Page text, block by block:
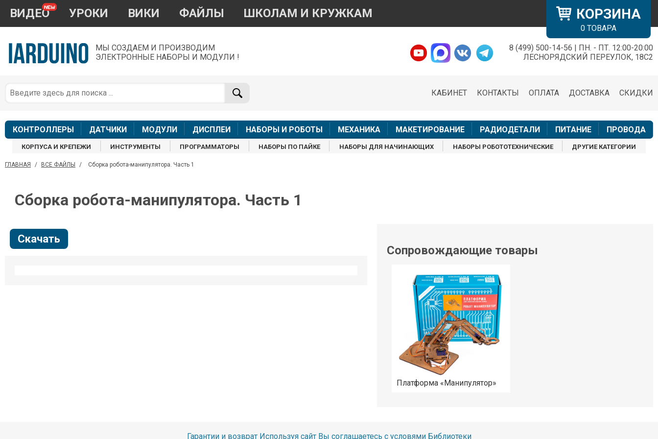
КОРЗИНА
0 ТОВАРА
ВИДЕО УРОКИ ВИКИ ФАЙЛЫ ШКОЛАМ И КРУЖКАМ
МЫ СОЗДАЕМ И ПРОИЗВОДИМ
ЭЛЕКТРОННЫЕ НАБОРЫ И МОДУЛИ !
8 (499) 500-14-56 | ПН. - ПТ. 12:00-20:00
ЛЕСНОРЯДСКИЙ ПЕРЕУЛОК, 18С2
СКИДКИ
ДОСТАВКА
ОПЛАТА
КОНТАКТЫ
КАБИНЕТ
КОНТРОЛЛЕРЫ ДАТЧИКИ МОДУЛИ ДИСПЛЕИ НАБОРЫ И РОБОТЫ МЕХАНИКА МАКЕТИРОВАНИЕ РАДИОДЕТАЛИ ПИТАНИЕ ПРОВОДА
КОРПУСА И КРЕПЕЖИ ИНСТРУМЕНТЫ ПРОГРАММАТОРЫ НАБОРЫ ПО ПАЙКЕ НАБОРЫ ДЛЯ НАЧИНАЮЩИХ НАБОРЫ РОБОТОТЕХНИЧЕСКИЕ ДРУГИЕ КАТЕГОРИИ
ГЛАВНАЯ / ВСЕ ФАЙЛЫ / Сборка робота-манипулятора. Часть 1
Сборка робота-манипулятора. Часть 1
Скачать
Сопровождающие товары
Платформа «Манипулятор»
Гарантии и возврат Используя сайт Вы соглашаетесь с условями Библиотеки
×
По вопросам приобретения товара
+7 968 454 17 38
звонки и аудио сообщения не обслуживаются
Менеджер
shop@iarduino.ru
Менеджер
8 (499) 500-14-56